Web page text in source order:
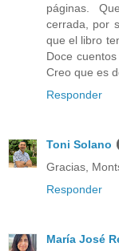
páginas.
cerrada, por
que el libro
Doce
Creo que es
Responder
Toni Solano
Gracias,
Responder
María José